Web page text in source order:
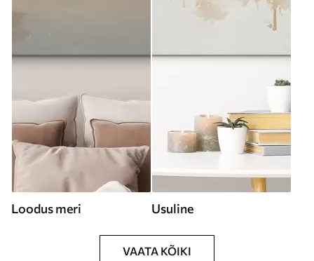
Loodus meri Usuline
VAATA KÕIKI